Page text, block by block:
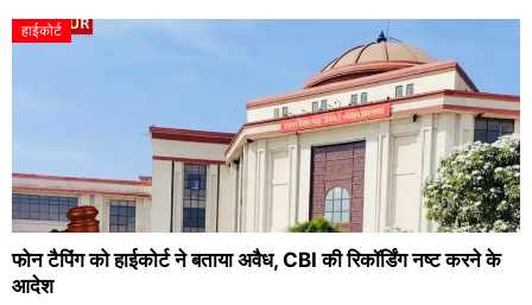
हाईकोर्ट
फोन टैपिंग को हाईकोर्ट ने बताया अवैध, CBI की रिकॉर्डिंग नष्ट करने के
आदेश